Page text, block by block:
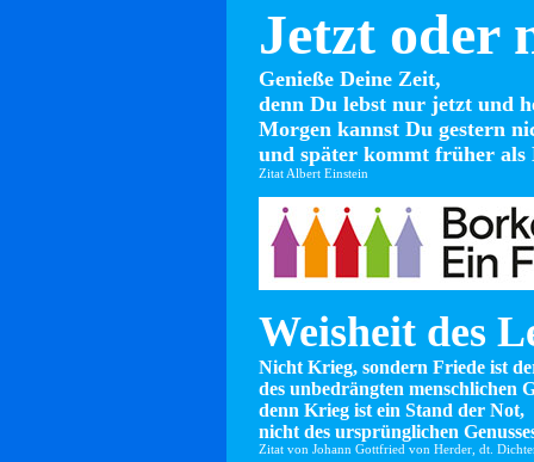
Jetzt oder
Genieße Deine Zeit,
denn Du lebst nur jetzt und
Morgen kannst Du gestern
und später kommt früher als
Zitat Albert Einstein
Weisheit des
Nicht Krieg, sondern Friede ist
des unbedrängten menschlichen
denn Krieg ist ein Stand der Not,
nicht des ursprünglichen
Zitat von Johann Gottfried von Herder, dt.